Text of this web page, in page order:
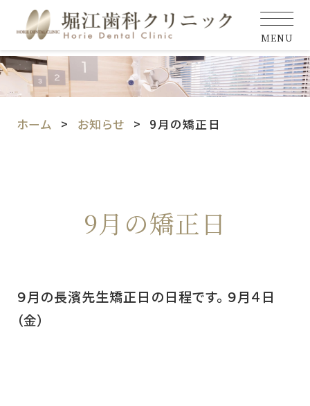
MENU
ホーム お知らせ 9月の矯正日
9月の矯正日
９月の長濱先生矯正日の日程です。 ９月４日
（金）